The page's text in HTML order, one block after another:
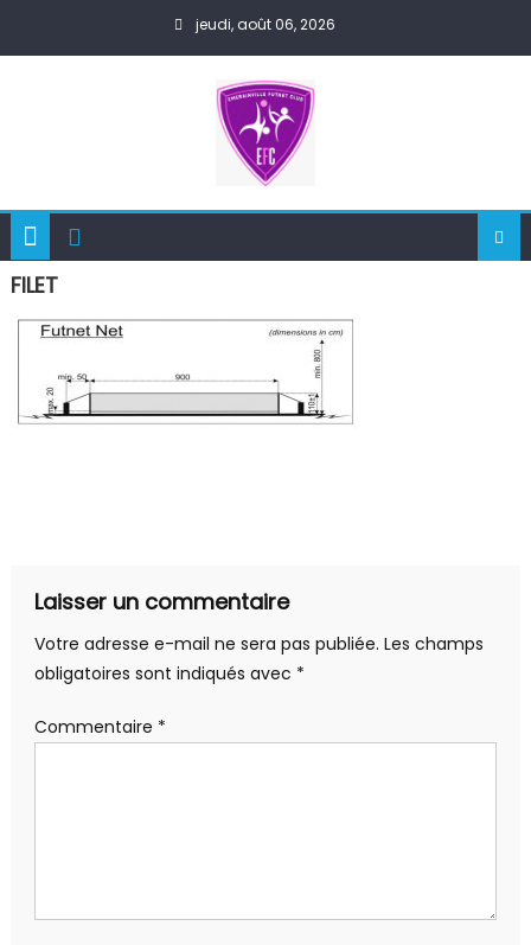
jeudi, août 06, 2026
FILET
Laisser un commentaire
Votre adresse e-mail ne sera pas publiée. Les champs
obligatoires sont indiqués avec *
Commentaire *